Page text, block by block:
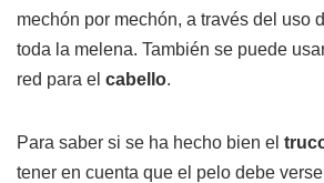
mechón por mechón, a través del uso
toda la melena. También se puede
red para el cabello.
Para saber si se ha hecho bien el
tener en cuenta que el pelo debe